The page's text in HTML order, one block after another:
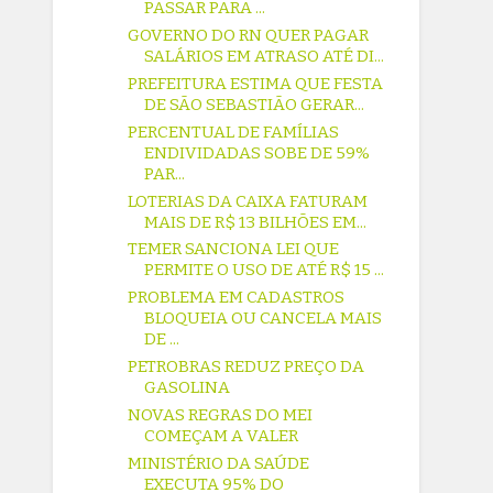
PASSAR PARA ...
GOVERNO DO RN QUER PAGAR
SALÁRIOS EM ATRASO ATÉ DI...
PREFEITURA ESTIMA QUE FESTA
DE SÃO SEBASTIÃO GERAR...
PERCENTUAL DE FAMÍLIAS
ENDIVIDADAS SOBE DE 59%
PAR...
LOTERIAS DA CAIXA FATURAM
MAIS DE R$ 13 BILHÕES EM...
TEMER SANCIONA LEI QUE
PERMITE O USO DE ATÉ R$ 15 ...
PROBLEMA EM CADASTROS
BLOQUEIA OU CANCELA MAIS
DE ...
PETROBRAS REDUZ PREÇO DA
GASOLINA
NOVAS REGRAS DO MEI
COMEÇAM A VALER
MINISTÉRIO DA SAÚDE
EXECUTA 95% DO